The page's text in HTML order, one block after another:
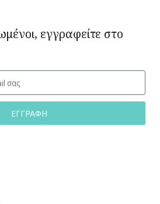
εγγραφείτε στο
ΕΓΓΡΑΦΗ